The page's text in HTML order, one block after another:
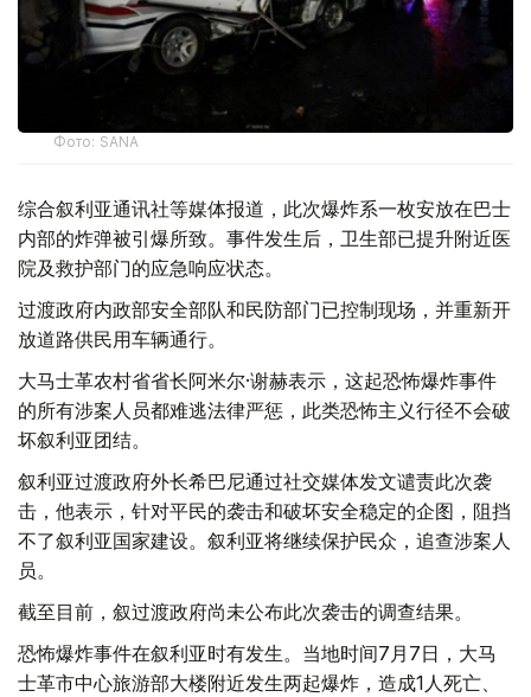
Фото: SANA
综合叙利亚通讯社等媒体报道，此次爆炸系一枚安放在巴士
内部的炸弹被引爆所致。事件发生后，卫生部已提升附近医
院及救护部门的应急响应状态。
过渡政府内政部安全部队和民防部门已控制现场，并重新开
放道路供民用车辆通行。
大马士革农村省省长阿米尔·谢赫表示，这起恐怖爆炸事件
的所有涉案人员都难逃法律严惩，此类恐怖主义行径不会破
坏叙利亚团结。
叙利亚过渡政府外长希巴尼通过社交媒体发文谴责此次袭
击，他表示，针对平民的袭击和破坏安全稳定的企图，阻挡
不了叙利亚国家建设。叙利亚将继续保护民众，追查涉案人
员。
截至目前，叙过渡政府尚未公布此次袭击的调查结果。
恐怖爆炸事件在叙利亚时有发生。当地时间7月7日，大马
士革市中心旅游部大楼附近发生两起爆炸，造成1人死亡、